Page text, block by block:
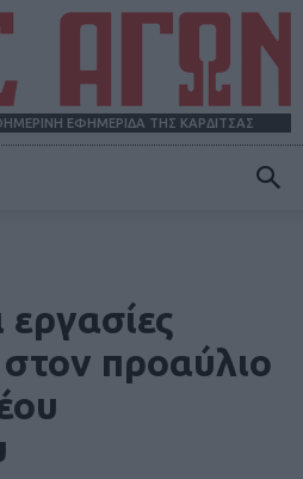
ΕΦΗΜΕΡΙΔΑ ΤΗΣ ΚΑΡΔΙΤΣΑΣ
εργασίες
προαύλιο